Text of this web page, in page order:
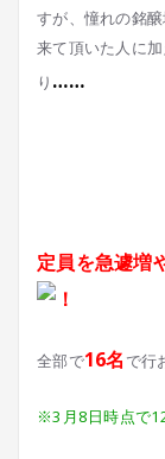
すが、憧れの銘
来て頂いた人に
り ……
定員を急遽増
全部で16名 で行
※3月8日時点で